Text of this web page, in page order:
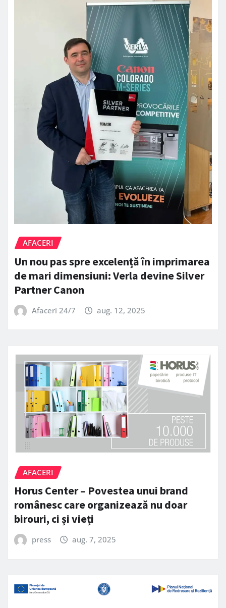
AFACERI
Un nou pas spre excelență în imprimarea
de mari dimensiuni: Verla devine Silver
Partner Canon
Afaceri 24/7 aug. 12, 2025
AFACERI
Horus Center – Povestea unui brand
românesc care organizează nu doar
birouri, ci și vieți
press aug. 7, 2025